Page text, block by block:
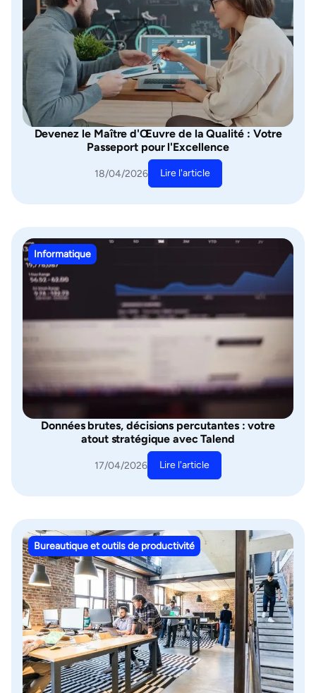
Devenez le Maître d'Œuvre de la Qualité : Votre
Passeport pour l'Excellence
18/04/2026 Lire l'article
Informatique
Données brutes, décisions percutantes : votre
atout stratégique avec Talend
17/04/2026 Lire l'article
Bureautique et outils de productivité